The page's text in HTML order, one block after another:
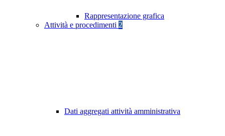
Rappresentazione grafica
Attività e procedimenti 2
Dati aggregati attività amministrativa